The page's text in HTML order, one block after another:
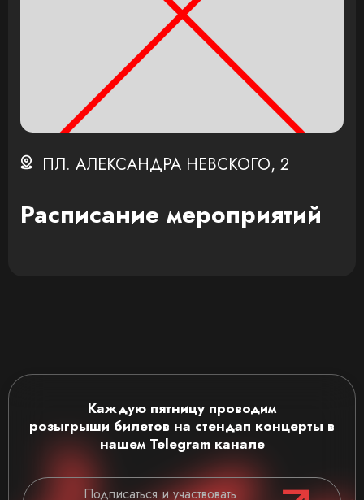
ПЛ. АЛЕКСАНДРА НЕВСКОГО, 2
Расписание мероприятий
Каждую пятницу проводим
розыгрыши билетов на стендап концерты в
нашем Telegram канале
Подписаться и участвовать